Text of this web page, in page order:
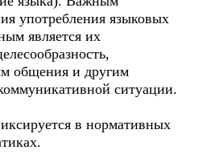
употребления языковых
является их
общения и другим
ситуации.
в нормативных